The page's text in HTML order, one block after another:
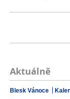
Aktuálně
Blesk Vánoce